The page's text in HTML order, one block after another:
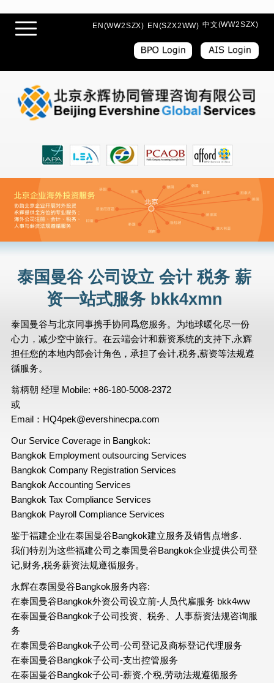
EN(WW2SZX) EN(SZX2WW) 中文(WW2SZX)
泰国曼谷 公司设立 会计 税务 薪
资一站式服务 bkk4xmn
泰国曼谷与北京同事携手协同爲您服务。为地球暖化尽一份
心力，减少空中旅行。在云端会计和薪资系统的支持下,永辉
担任您的本地内部会计角色，承担了会计,税务,薪资等法规遵
循服务。
翁柄朝 经理 Mobile: +86-180-5008-2372
或
Email：HQ4pek@evershinecpa.com
Our Service Coverage in Bangkok:
Bangkok Employment outsourcing Services
Bangkok Company Registration Services
Bangkok Accounting Services
Bangkok Tax Compliance Services
Bangkok Payroll Compliance Services
鉴于福建企业在泰国曼谷Bangkok建立服务及销售点增多.
我们特别为这些福建公司之泰国曼谷Bangkok企业提供公司登
记,财务,税务薪资法规遵循服务。
永辉在泰国曼谷Bangkok服务内容:
在泰国曼谷Bangkok外资公司设立前-人员代雇服务 bkk4ww
在泰国曼谷Bangkok子公司投资、税务、人事薪资法规咨询服
务
在泰国曼谷Bangkok子公司-公司登记及商标登记代理服务
在泰国曼谷Bangkok子公司-支出控管服务
在泰国曼谷Bangkok子公司-薪资,个税,劳动法规遵循服务